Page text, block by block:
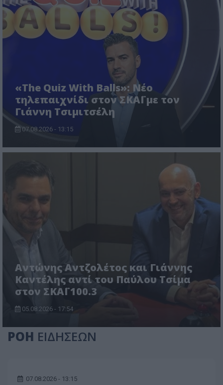
«The Quiz With Balls»: Νέο
τηλεπαιχνίδι στον ΣΚΑΪ με τον
Γιάννη Τσιμιτσέλη
07.08.2026 - 13:15
Αντώνης Αντζολέτος και Γιάννης
Καντέλης αντί του Παύλου Τσίμα
στον ΣΚΑΪ 100.3
05.08.2026 - 17:54
ΡΟΗ ΕΙΔΗΣΕΩΝ
07.08.2026 - 13:15